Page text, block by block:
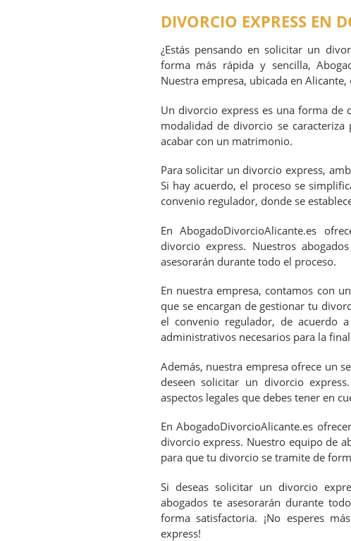
DIVORCIO EXPRESS EN
¿Estás pensando en solicitar un
forma más rápida y sencilla,
Nuestra empresa, ubicada en
Un divorcio express es una forma de
modalidad de divorcio se
acabar con un matrimonio.
Para solicitar un divorcio express,
Si hay acuerdo, el proceso se
convenio regulador, donde se
En AbogadoDivorcioAlicante.es
divorcio express. Nuestros
asesorarán durante todo el proceso.
En nuestra empresa, contamos con
que se encargan de gestionar tu
el convenio regulador, de acuerdo
administrativos necesarios para la
Además, nuestra empresa ofrece un
deseen solicitar un divorcio
aspectos legales que debes tener en
En AbogadoDivorcioAlicante.es
divorcio express. Nuestro equipo de
para que tu divorcio se tramite de
Si deseas solicitar un divorcio
abogados te asesorarán durante
forma satisfactoria. ¡No esperes
express!